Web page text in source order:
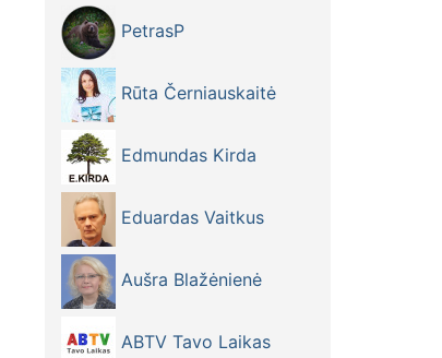
PetrasP
Rūta Černiauskaitė
Edmundas Kirda
Eduardas Vaitkus
Aušra Blažėnienė
ABTV Tavo Laikas